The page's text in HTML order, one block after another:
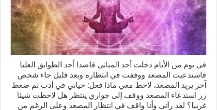
في يوم من الأيام دخلت أحد المباني قاصدا أحد الطوابق العليا
فاستدعيت المصعد ووقفت في انتظاره وبعد قليل جاء شخص
آخر يريد المصعد، لاحظ معي ماذا فعل: حياني في أدب ثم ضغط
زر استدعاء المصعد ووقف إلى جواري ينتظر هل لاحظت شيئا
غريبا؟ لقد رآني وأنا واقف في انتظار المصعد وعلى الرغم من